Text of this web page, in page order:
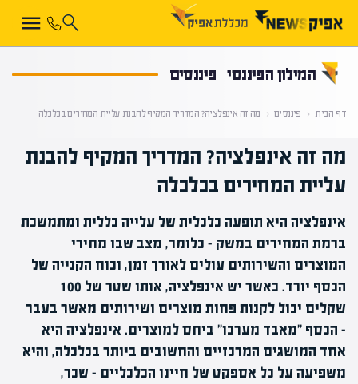
המילון הפיננסי פיננסים
דף הבית ‹ פיננסים ‹ מה זה אינפלציה? המדריך המקיף להבנת עליית המחירים בכלכלה
מה זה אינפלציה? המדריך המקיף להבנת
עליית המחירים בכלכלה
אינפלציה היא תופעה כלכלית של עלייה כללית ומתמשכת
ברמת המחירים במשק - כלומר, מצב שבו מחירי
המוצרים והשירותים עולים לאורך זמן, וכוח הקנייה של
הכסף יורד. כאשר יש אינפלציה, אותו שטר של 100
שקלים יכול לקנות פחות מוצרים ושירותים מאשר בעבר
- הכסף "מאבד מערכו" ביחס למוצרים. אינפלציה היא
אחד המושגים המרכזיים והחשובים ביותר בכלכלה, והיא
משפיעה על כל אספקט של חיינו הכלכליים - שכר,